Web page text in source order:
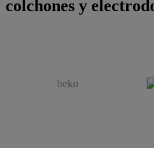
colchones y